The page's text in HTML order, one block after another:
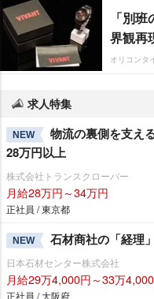
「別
界観再
オリコンタ
求人特集
NEW
物流の裏側を支え
28万円以上
株式会社トランスクローバー
月給28万円～34万円
正社員 / 東京都
NEW 石材商社の「経理
日本石材センター株式会社
月給29万4,000円～33万
正社員 / 大阪府